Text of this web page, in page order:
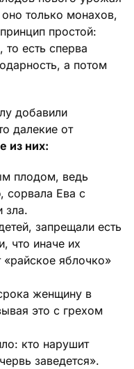
только монахов,
простой:
то есть сперва
а потом
добавили
далекие от
из них:
плодом, ведь
сорвала Ева с
зла.
запрещали есть
что иначе их
яблочко»
женщину в
это с грехом
кто нарушит
заведется».